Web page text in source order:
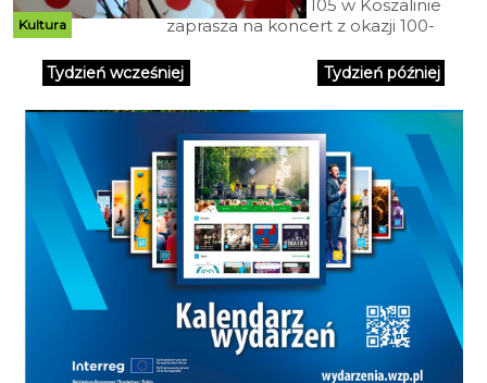
Kultura
Centrum Kultury 105 w Koszalinie
zaprasza na koncert z okazji 100-
Tydzień wcześniej Tydzień później